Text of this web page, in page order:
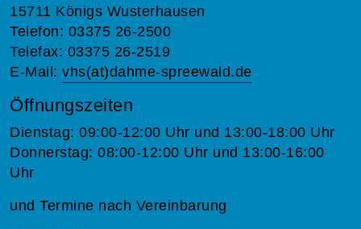
15711 Königs Wusterhausen
Telefon: 03375 26-2500
Telefax: 03375 26-2519
E-Mail: vhs(at)dahme-spreewald.de
Öffnungszeiten
Dienstag: 09:00-12:00 Uhr und 13:00-18:00 Uhr
Donnerstag: 08:00-12:00 Uhr und 13:00-16:00
Uhr
und Termine nach Vereinbarung